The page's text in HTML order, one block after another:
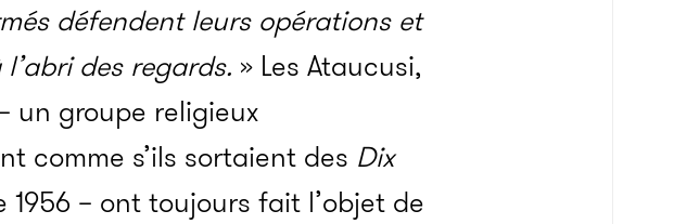
défendent leurs opérations et
des regards. » Les Ataucusi,
un groupe religieux
comme s’ils sortaient des Dix
– ont toujours fait l’objet de